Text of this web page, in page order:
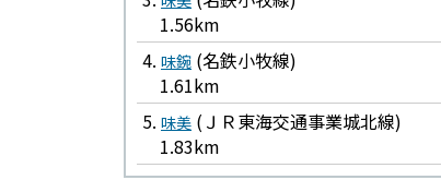
1.56km
4. 味鋺 (名鉄小牧線)
1.61km
5. 味美 (ＪＲ東海交通事業城北線)
1.83km